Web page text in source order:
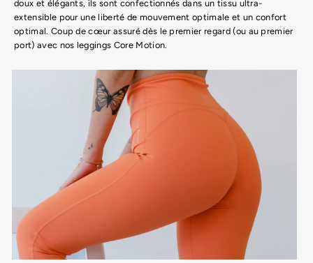
doux et élégants, ils sont confectionnés dans un tissu ultra-
extensible pour une liberté de mouvement optimale et un confort
optimal. Coup de cœur assuré dès le premier regard (ou au premier
port) avec nos leggings Core Motion.